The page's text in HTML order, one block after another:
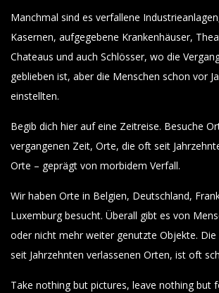
Manchmal sind es verfallene
Kasernen, aufgegebene Krankenhäuser,
Chateaus und auch Schlösser, wo die
geblieben ist, aber die Menschen schon vor
einstellten.
Begib dich hier auf eine Zeitreise. Besuche
vergangenen Zeit, Orte, die oft seit
Orte – geprägt von morbidem Verfall.
Wir haben Orte in Belgien, Deutschland,
Luxemburg besucht. Überall gibt es von
oder nicht mehr weiter genutzte Objekte. Die
seit Jahrzehnten verlassenen Orten, ist oft
Take nothing but pictures, leave nothing but